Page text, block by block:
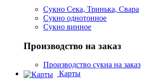
Сукно Сека, Тринька, Свара
Сукно однотонное
Сукно винное
Производство на заказ
Производство сукна на заказ
Карты